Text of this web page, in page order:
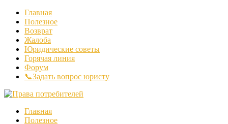
Главная
Полезное
Возврат
Жалоба
Юридические советы
Горячая линия
Форум
📞Задать вопрос юристу
Главная
Полезное